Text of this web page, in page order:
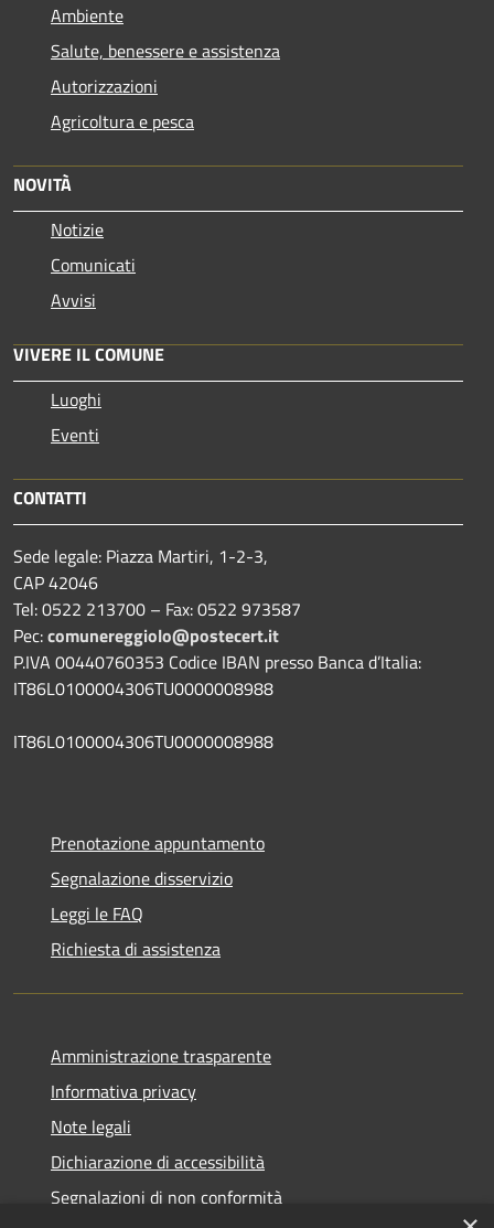
Ambiente
Salute, benessere e assistenza
Autorizzazioni
Agricoltura e pesca
NOVITÀ
Notizie
Comunicati
Avvisi
VIVERE IL COMUNE
Luoghi
Eventi
CONTATTI
Sede legale: Piazza Martiri, 1-2-3,
CAP 42046
Tel: 0522 213700 – Fax: 0522 973587
Pec:comunereggiolo@postecert.it
P.IVA 00440760353 Codice IBAN presso Banca d’Italia:
IT86L0100004306TU0000008988
IT86L0100004306TU0000008988
Prenotazione appuntamento
Segnalazione disservizio
Leggi le FAQ
Richiesta di assistenza
Amministrazione trasparente
Informativa privacy
Note legali
Dichiarazione di accessibilità
Segnalazioni di non conformità